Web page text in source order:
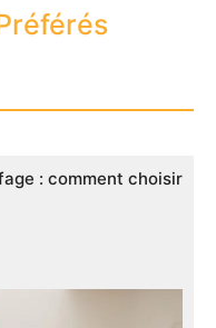
: comment choisir